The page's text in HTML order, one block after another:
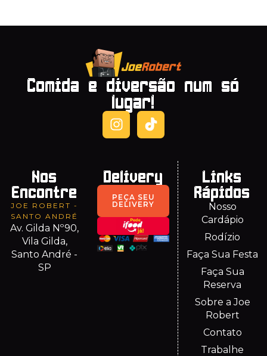
Comida e diversão num só
lugar!
Nos
Encontre
JOE ROBERT -
SANTO ANDRÉ
Av. Gilda Nº90,
Vila Gilda,
Santo André -
SP
Delivery
PEÇA SEU
DELIVERY
Links
Rápidos
Nosso
Cardápio
Rodízio
Faça Sua Festa
Faça Sua
Reserva
Sobre a Joe
Robert
Contato
Trabalhe